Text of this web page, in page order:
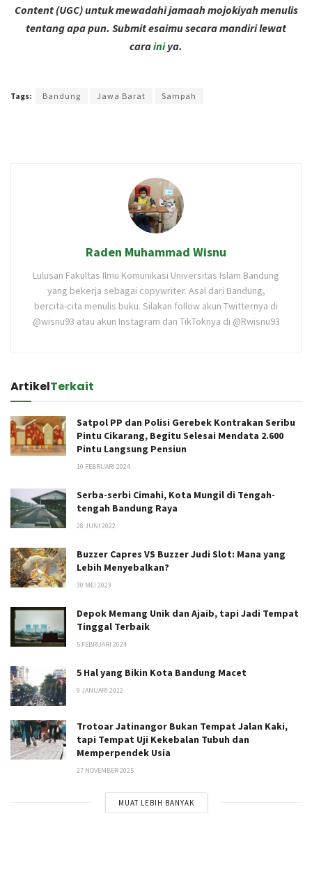
Content (UGC) untuk mewadahi jamaah mojokiyah menulis
tentang apa pun. Submit esaimu secara mandiri lewat
carainiya.
Tags: Bandung Jawa Barat Sampah
Raden Muhammad Wisnu
Lulusan Fakultas Ilmu Komunikasi Universitas Islam Bandung
yang bekerja sebagai copywriter. Asal dari Bandung,
bercita-cita menulis buku. Silakan follow akun Twitternya di
@wisnu93 atau akun Instagram dan TikToknya di @Rwisnu93
ArtikelTerkait
Satpol PP dan Polisi Gerebek Kontrakan Seribu
Pintu Cikarang, Begitu Selesai Mendata 2.600
Pintu Langsung Pensiun
10 FEBRUARI 2024
Serba-serbi Cimahi, Kota Mungil di Tengah-
tengah Bandung Raya
28 JUNI 2022
Buzzer Capres VS Buzzer Judi Slot: Mana yang
Lebih Menyebalkan?
30 MEI 2023
Depok Memang Unik dan Ajaib, tapi Jadi Tempat
Tinggal Terbaik
5 FEBRUARI 2024
5 Hal yang Bikin Kota Bandung Macet
9 JANUARI 2022
Trotoar Jatinangor Bukan Tempat Jalan Kaki,
tapi Tempat Uji Kekebalan Tubuh dan
Memperpendek Usia
27 NOVEMBER 2025
MUAT LEBIH BANYAK